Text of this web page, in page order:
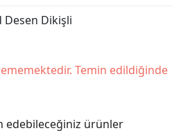
Desen Dikişli
Temin edildiğinde
edebileceğiniz ürünler